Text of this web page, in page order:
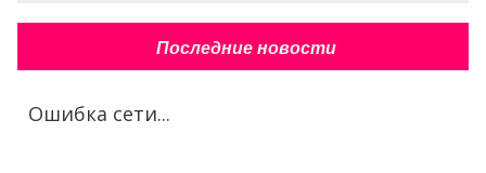
Последние новости
Ошибка сети...